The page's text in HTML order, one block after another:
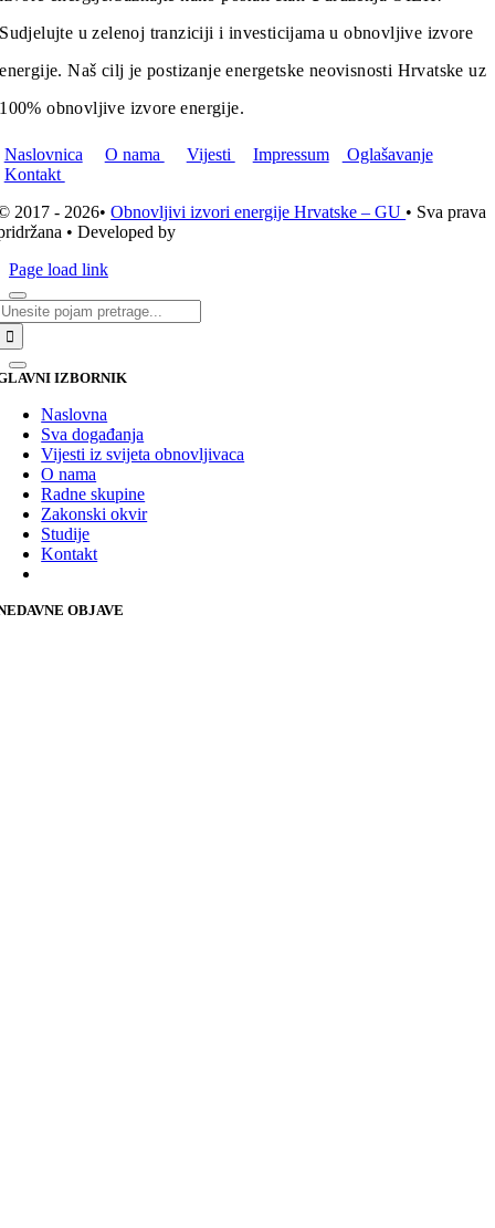
Sudjelujte u zelenoj tranziciji i investicijama u obnovljive izvore
energije. Naš cilj je postizanje energetske neovisnosti Hrvatske uz
100% obnovljive izvore energije.
Naslovnica O nama Vijesti Impressum
Oglašavanje
Kontakt
2017 - 2026•Obnovljivi izvori energije Hrvatske – GU • Sva prava
• Developed by
Page load link
IZBORNIK
Naslovna
Sva događanja
Vijesti iz svijeta obnovljivaca
O nama
Radne skupine
Zakonski okvir
Studije
Kontakt
OBJAVE